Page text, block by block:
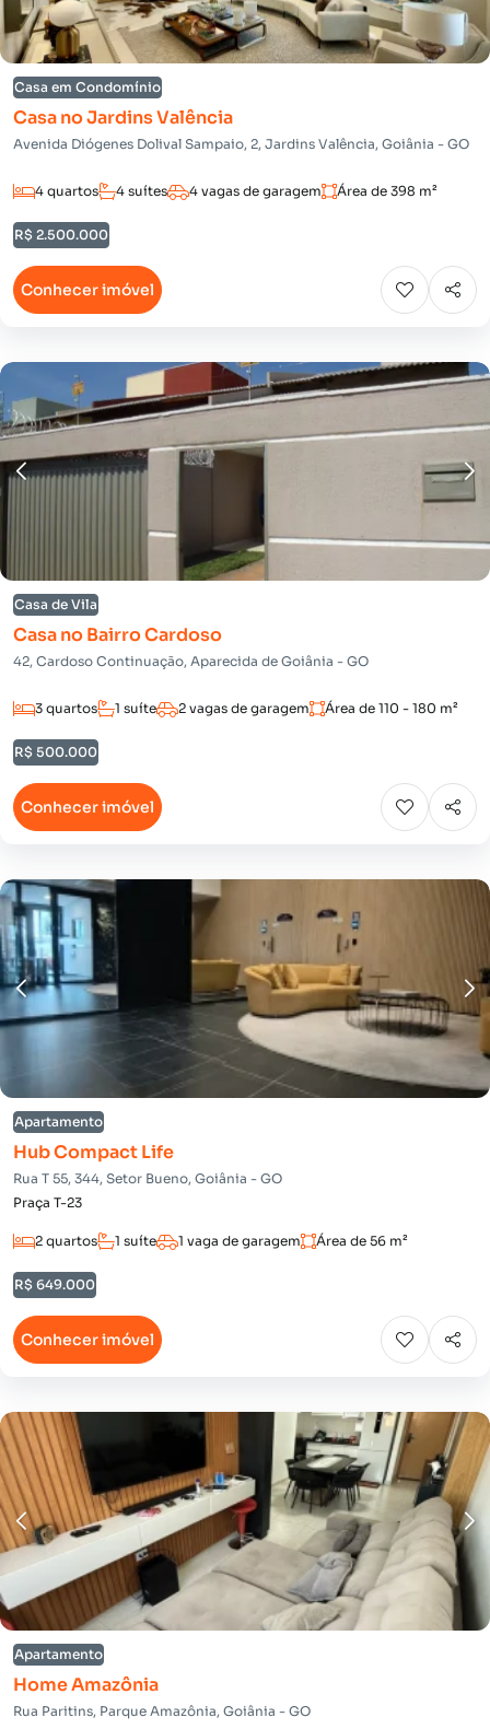
Casa em Condomínio
Casa no Jardins Valência
Avenida Diógenes Dolival Sampaio, 2, Jardins Valência, Goiânia - GO
4 quartos 4 suítes 4 vagas de garagem Área de 398 m²
R$ 2.500.000
Conhecer imóvel
Casa de Vila
Casa no Bairro Cardoso
42, Cardoso Continuação, Aparecida de Goiânia - GO
3 quartos 1 suíte 2 vagas de garagem Área de 110 - 180 m²
R$ 500.000
Conhecer imóvel
Apartamento
Hub Compact Life
Rua T 55, 344, Setor Bueno, Goiânia - GO
Praça T-23
2 quartos 1 suíte 1 vaga de garagem Área de 56 m²
R$ 649.000
Conhecer imóvel
Apartamento
Home Amazônia
Rua Paritins, Parque Amazônia, Goiânia - GO